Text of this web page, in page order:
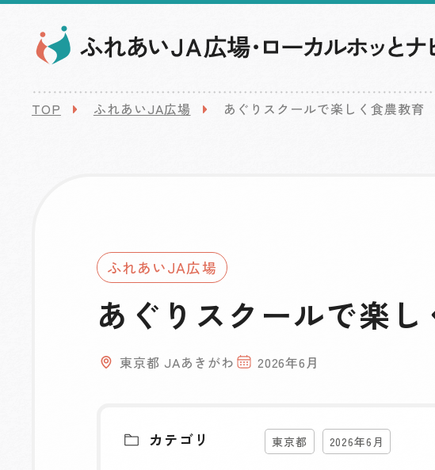
TOP ふれあいJA広場 あぐりスクールで楽しく食農教育
ふれあいJA広場
あぐりスクールで楽
東京都 JAあきがわ 2026年6月
カテゴリ 東京都 2026年6月